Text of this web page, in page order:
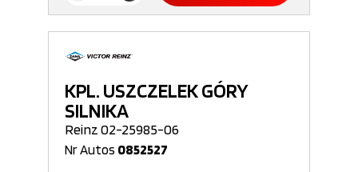
KPL. USZCZELEK GÓRY
SILNIKA
Reinz 02-25985-06
Nr Autos 0852527